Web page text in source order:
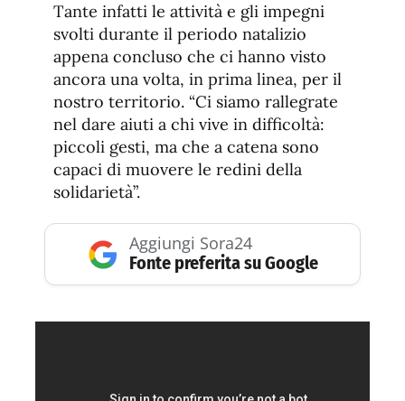
Tante infatti le attività e gli impegni
svolti durante il periodo natalizio
appena concluso che ci hanno visto
ancora una volta, in prima linea, per il
nostro territorio. “Ci siamo rallegrate
nel dare aiuti a chi vive in difficoltà:
piccoli gesti, ma che a catena sono
capaci di muovere le redini della
solidarietà”.
Aggiungi Sora24
Fonte preferita su Google